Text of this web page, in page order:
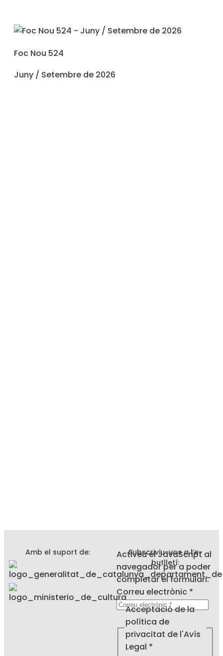
Foc Nou 524
Juny / Setembre de 2026
Amb el suport de:
Subscriviu-vos a l’e-
butlletí:
Activeu el JavaScript al
navegador per a poder
completar el formulari.
Correu electrònic *
de
política
electrònic
Acceptació de la
política de
privacitat de l'Avís
Legal *